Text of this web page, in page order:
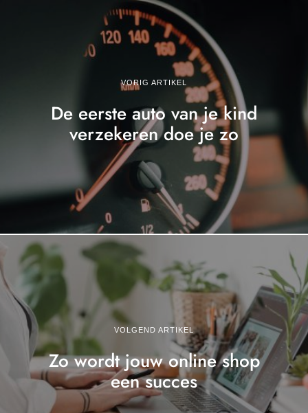
VORIG ARTIKEL
De eerste auto van je kind
verzekeren doe je zo
VOLGEND ARTIKEL
Zo wordt jouw online shop
een succes